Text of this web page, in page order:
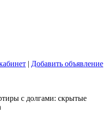
| Добавить объявление
с долгами: скрытые